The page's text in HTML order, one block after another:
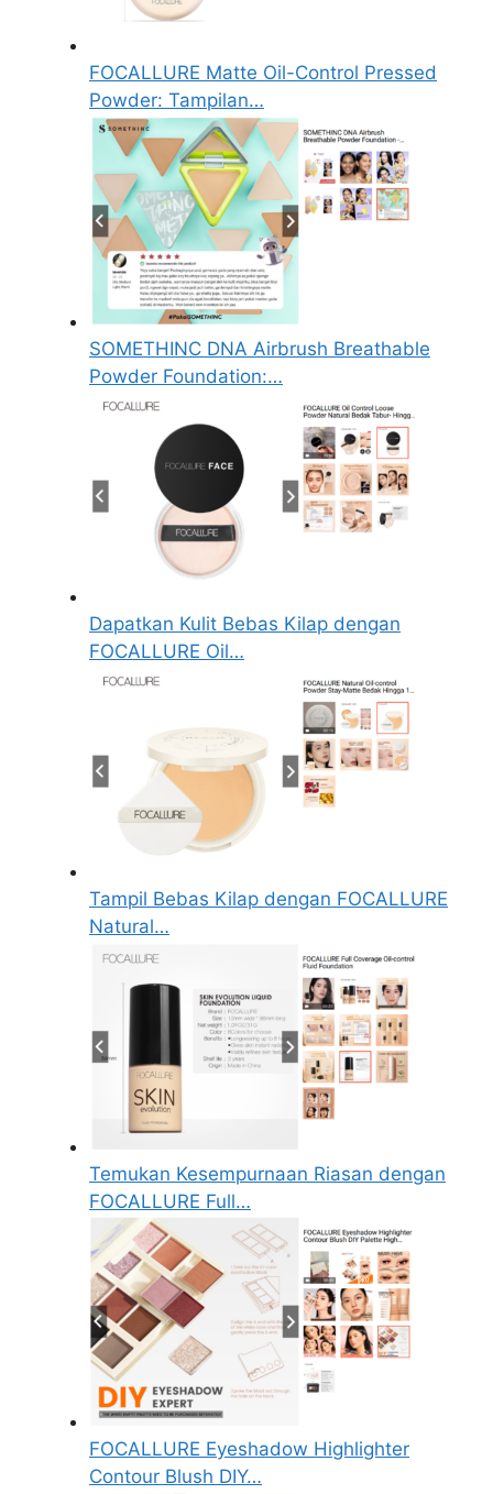
FOCALLURE Matte Oil-Control Pressed
Powder: Tampilan…
SOMETHINC DNA Airbrush Breathable
Powder Foundation:…
Dapatkan Kulit Bebas Kilap dengan
FOCALLURE Oil…
Tampil Bebas Kilap dengan FOCALLURE
Natural…
Temukan Kesempurnaan Riasan dengan
FOCALLURE Full…
FOCALLURE Eyeshadow Highlighter
Contour Blush DIY…